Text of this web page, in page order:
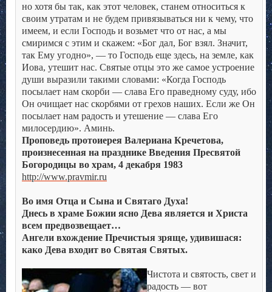
но хотя бы так, как этот человек, станем относиться к
своим утратам и не будем привязываться ни к чему, что
имеем, и если Господь и возьмет что от нас, а мы
смиримся с этим и скажем: «Бог дал, Бог взял. Значит,
так Ему угодно», — то Господь еще здесь, на земле, как
Иова, утешит нас. Святые отцы это же самое устроение
души выразили такими словами: «Когда Господь
посылает нам скорби — слава Его праведному суду, ибо
Он очищает нас скорбями от грехов наших. Если же Он
посылает нам радость и утешение — слава Его
милосердию». Аминь.
Проповедь протоиерея Валериана Кречетова,
произнесенная на празднике Введения Пресвятой
Богородицы во храм, 4 декабря 1983
http://www.pravmir.ru
Во имя Отца и Сына и Святаго Духа!
Днесь в храме Божии ясно Дева является и Христа
всем предвозвещает…
Ангели вхождение Пречистыя зряще, удивишася:
како Дева входит во Святая Святых.
Чистота и святость, свет и
радость — вот